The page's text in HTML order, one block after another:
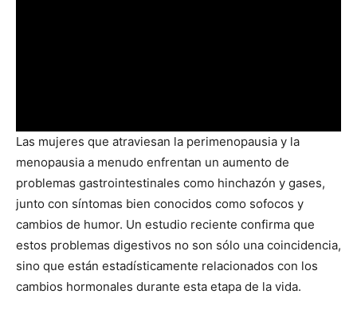
Las mujeres que atraviesan la perimenopausia y la
menopausia a menudo enfrentan un aumento de
problemas gastrointestinales como hinchazón y gases,
junto con síntomas bien conocidos como sofocos y
cambios de humor. Un estudio reciente confirma que
estos problemas digestivos no son sólo una coincidencia,
sino que están estadísticamente relacionados con los
cambios hormonales durante esta etapa de la vida.